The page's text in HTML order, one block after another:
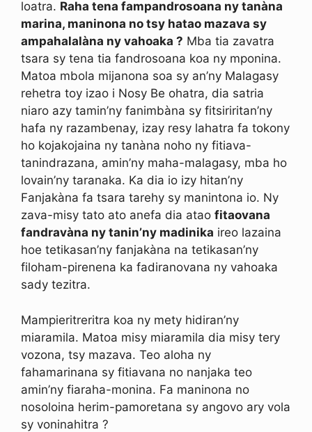
loatra. Raha tena fampandrosoana ny tanàna
marina, maninona no tsy hatao mazava sy
ampahalalàna ny vahoaka ? Mba tia zavatra
tsara sy tena tia fandrosoana koa ny mponina.
Matoa mbola mijanona soa sy an’ny Malagasy
rehetra toy izao i Nosy Be ohatra, dia satria
niaro azy tamin’ny fanimbàna sy fitsiriritan’ny
hafa ny razambenay, izay resy lahatra fa tokony
ho kojakojaina ny tanàna noho ny fitiava-
tanindrazana, amin’ny maha-malagasy, mba ho
lovain’ny taranaka. Ka dia io izy hitan’ny
Fanjakàna fa tsara tarehy sy manintona io. Ny
zava-misy tato ato anefa dia atao fitaovana
fandravàna ny tanin’ny madinika ireo lazaina
hoe tetikasan’ny fanjakàna na tetikasan’ny
filoham-pirenena ka fadiranovana ny vahoaka
sady tezitra.
Mampieritreritra koa ny mety hidiran’ny
miaramila. Matoa misy miaramila dia misy tery
vozona, tsy mazava. Teo aloha ny
fahamarinana sy fitiavana no nanjaka teo
amin’ny fiaraha-monina. Fa maninona no
nosoloina herim-pamoretana sy angovo ary vola
sy voninahitra ?